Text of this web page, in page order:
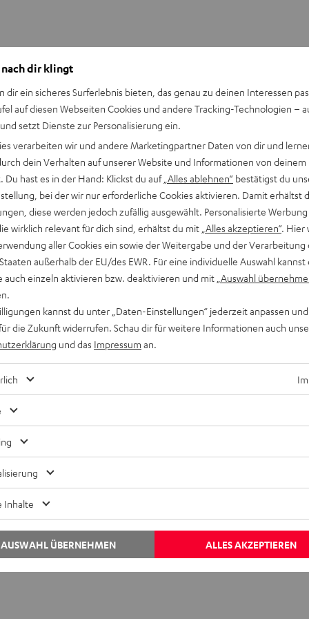
MOTIV® GO VOICE
249,99 €
In verschiedenen Farben
auf die Streaming-Architektur AirPlay bzw.AirPlay 2
dagegen unabhängig vom Betriebssystem.
Notebook-Lautsprecher
Zentralen. Entsprechend groß sind die Ansprüche an
schaust. Das lässt sich mit einem zusätzlichen
unter dem Schreibtisch platzieren lassen. Dadurch leidet
hängt vom Lautsprechersystem ab. Der Subwoofer lässt sich
nach dir klingt
dir ein sicheres Surferlebnis bieten, das genau zu deinen Interessen
auf diesen Webseiten Cookies und andere Tracking-Technologien –
setzt Dienste zur Personalisierung ein.
verarbeiten wir und andere Marketingpartner Daten von dir und
dein Verhalten auf unserer Website und Informationen von deinem
Du hast es in der Hand: Klickst du auf „Alles ablehnen“ bestätigst du
bei der wir nur erforderliche Cookies aktivieren. Damit erhältst
diese werden jedoch zufällig ausgewählt. Personalisierte
wirklich relevant für dich sind, erhältst du mit „Alles akzeptieren“. Hier
aller Cookies ein sowie der Weitergabe und der Verarbeitung
außerhalb der EU/des EWR. Für eine individuelle Auswahl kannst
auch einzeln aktivieren bzw. deaktivieren und mit „Auswahl
kannst du unter „Daten-Einstellungen“ jederzeit anpassen
die Zukunft widerrufen. Schau dir für weitere Informationen auch
und das Impressum an.
Inhalte
ALLES AKZEPTIEREN
AUSWAHL ÜBERNEHMEN